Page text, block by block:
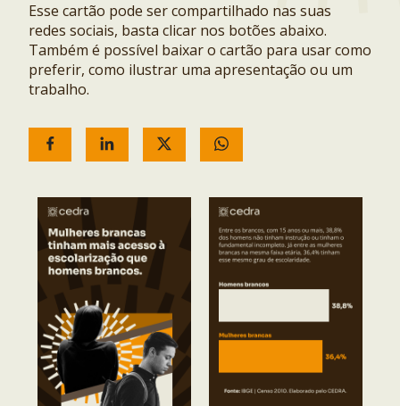
Esse cartão pode ser compartilhado nas suas
redes sociais, basta clicar nos botões abaixo.
Também é possível baixar o cartão para usar como
preferir, como ilustrar uma apresentação ou um
trabalho.